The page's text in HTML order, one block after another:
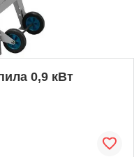
0,9 кВт